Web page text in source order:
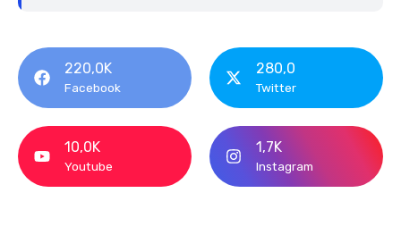
220,0K
Facebook
280,0
Twitter
10,0K
Youtube
1,7K
Instagram